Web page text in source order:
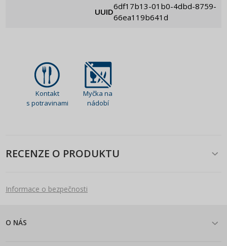
UUID
6df17b13-01b0-4dbd-8759-
66ea119b641d
Kontakt
s potravinami
Myčka na
nádobí
RECENZE O PRODUKTU
Informace o bezpečnosti
O NÁS